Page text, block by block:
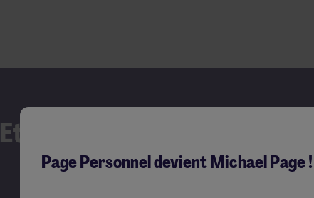
Et si votre prochain job
Page Personnel devient Michael Page !